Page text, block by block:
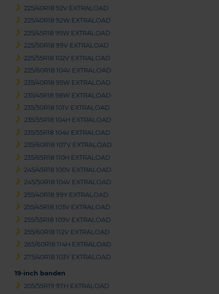
225/40R18 92V EXTRALOAD
225/40R18 92W EXTRALOAD
225/45R18 95W EXTRALOAD
225/50R18 99V EXTRALOAD
225/55R18 102V EXTRALOAD
225/60R18 104V EXTRALOAD
235/40R18 95W EXTRALOAD
235/45R18 98W EXTRALOAD
235/50R18 101V EXTRALOAD
235/55R18 104H EXTRALOAD
235/55R18 104V EXTRALOAD
235/60R18 107V EXTRALOAD
235/65R18 110H EXTRALOAD
245/45R18 100V EXTRALOAD
245/50R18 104V EXTRALOAD
255/40R18 99Y EXTRALOAD
255/45R18 103V EXTRALOAD
255/55R18 109V EXTRALOAD
255/60R18 112V EXTRALOAD
265/60R18 114H EXTRALOAD
275/40R18 103Y EXTRALOAD
19-inch banden
205/55R19 97H EXTRALOAD